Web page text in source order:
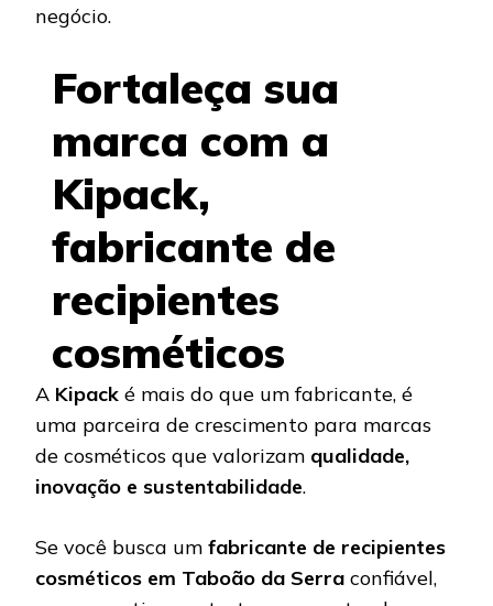
negócio.
Fortaleça sua
marca com a
Kipack,
fabricante de
recipientes
cosméticos
A Kipack é mais do que um fabricante, é
uma parceira de crescimento para marcas
de cosméticos que valorizam qualidade,
inovação e sustentabilidade.
Se você busca um fabricante de recipientes
cosméticos em Taboão da Serra confiável,